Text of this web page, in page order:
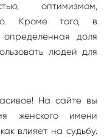
оптимизмом,
Кроме того, в
определенная доля
людей для
На сайте вы
женского имени
влияет на судьбу.